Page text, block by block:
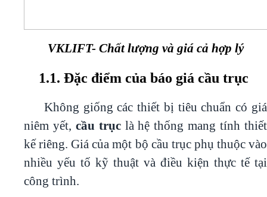
VKLIFT- Chất lượng và giá cả hợp lý
1.1. Đặc điểm của báo giá cầu trục
Không giống các thiết bị tiêu chuẩn có giá
niêm yết, cầu trụclà hệ thống mang tính thiết
kế riêng. Giá của một bộ cầu trục phụ thuộc vào
nhiều yếu tố kỹ thuật và điều kiện thực tế tại
công trình.